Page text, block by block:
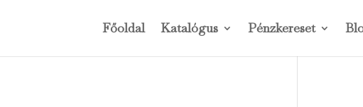
Főoldal Katalógus Pénzkereset